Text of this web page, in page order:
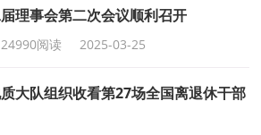
理事会第二次会议顺利召开
24990阅读 2025-03-25
大队组织收看第27场全国离退休干部